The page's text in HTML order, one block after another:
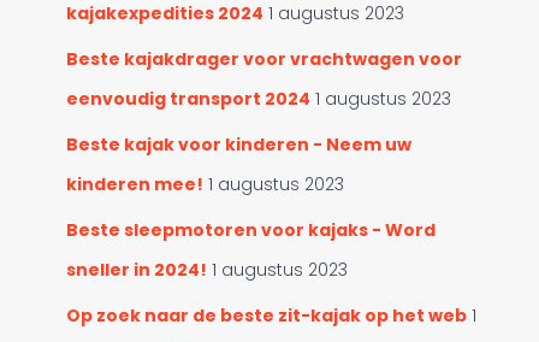
kajakexpedities 2024 1 augustus 2023
Beste kajakdrager voor vrachtwagen voor
eenvoudig transport 2024 1 augustus 2023
Beste kajak voor kinderen - Neem uw
kinderen mee! 1 augustus 2023
Beste sleepmotoren voor kajaks - Word
sneller in 2024! 1 augustus 2023
Op zoek naar de beste zit-kajak op het web 1